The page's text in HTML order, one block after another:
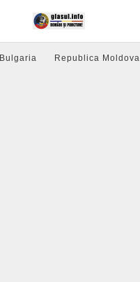
Bulgaria Republica Moldova